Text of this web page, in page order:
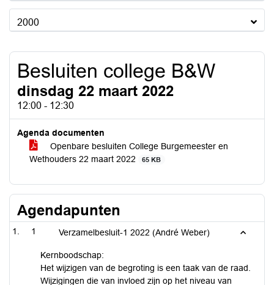
2000
Besluiten college B&W
dinsdag 22 maart 2022
12:00 - 12:30
Agenda documenten
Openbare besluiten College Burgemeester en
Wethouders 22 maart 2022
65 KB
Agendapunten
1 Verzamelbesluit-1 2022 (André Weber)
Kernboodschap:
Het wijzigen van de begroting is een taak van de raad.
Wijzigingen die van invloed zijn op het niveau van